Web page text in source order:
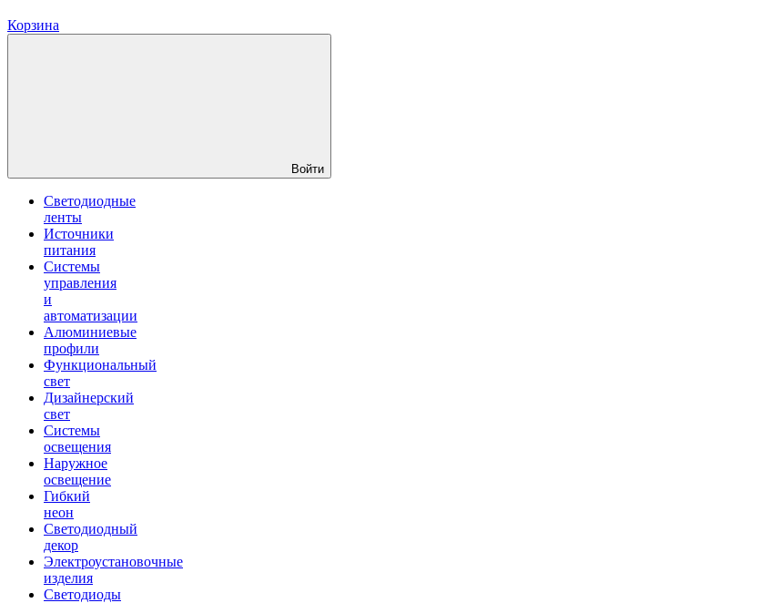
Корзина
Войти
Светодиодные
ленты
Источники
питания
Системы
управления
и
автоматизации
Алюминиевые
профили
Функциональный
свет
Дизайнерский
свет
Системы
освещения
Наружное
освещение
Гибкий
неон
Светодиодный
декор
Электроустановочные
изделия
Светодиоды